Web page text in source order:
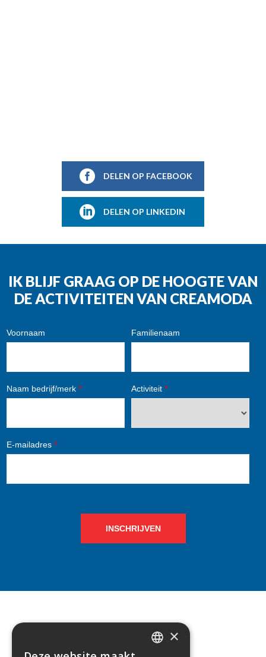
DELEN OP FACEBOOK
DELEN OP LINKEDIN
IK BLIJF GRAAG OP DE HOOGTE VAN
DE ACTIVITEITEN VAN CREAMODA
Voornaam Familienaam
Naam bedrijf/merk * Activiteit *
E-mailadres *
INSCHRIJVEN
CONTACT ×